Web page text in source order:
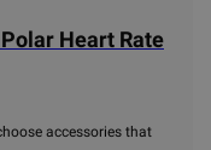
Heart Rate
accessories that